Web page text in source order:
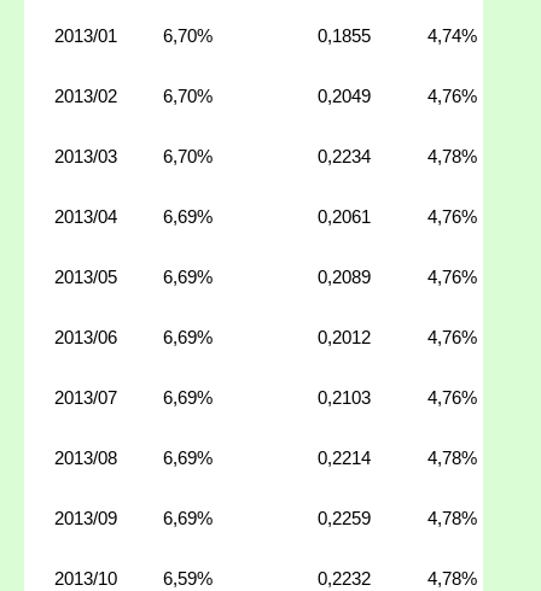
2013/01 6,70% 0,1855 4,74%
2013/02 6,70% 0,2049 4,76%
2013/03 6,70% 0,2234 4,78%
2013/04 6,69% 0,2061 4,76%
2013/05 6,69% 0,2089 4,76%
2013/06 6,69% 0,2012 4,76%
2013/07 6,69% 0,2103 4,76%
2013/08 6,69% 0,2214 4,78%
2013/09 6,69% 0,2259 4,78%
2013/10 6,59% 0,2232 4,78%